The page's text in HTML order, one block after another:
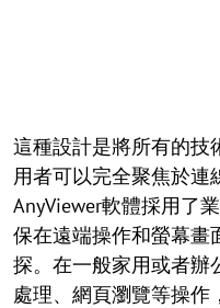
這種設計是將所有的技
用者可以完全聚焦於連
AnyViewer軟體採用了
保在遠端操作和螢幕畫
探。在一般家用或者辦
處理、網頁瀏覽等操作